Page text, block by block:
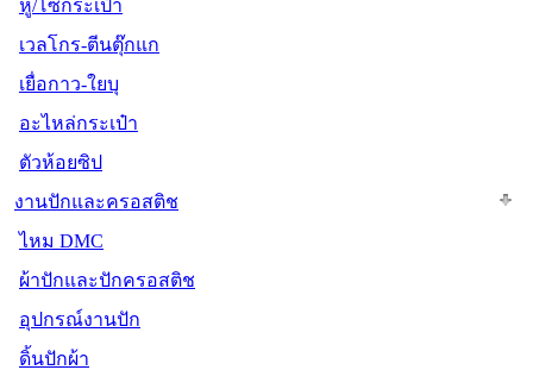
หู/โซ่กระเป๋า
เวลโกร-ตีนตุ๊กแก
เยื่อกาว-ใยบุ
อะไหล่กระเป๋า
ตัวห้อยซิป
งานปักและครอสติช
ไหม DMC
ผ้าปักและปักครอสติช
อุปกรณ์งานปัก
ดิ้นปักผ้า